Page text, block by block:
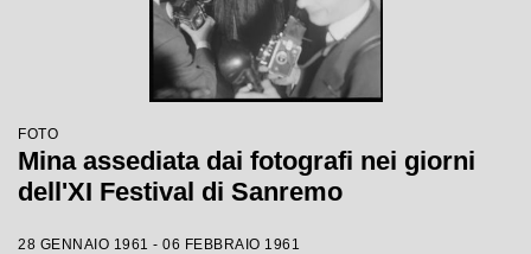
FOTO
Mina assediata dai fotografi nei giorni
dell'XI Festival di Sanremo
28 GENNAIO 1961 - 06 FEBBRAIO 1961